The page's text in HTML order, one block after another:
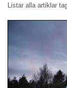
Listar alla artiklar